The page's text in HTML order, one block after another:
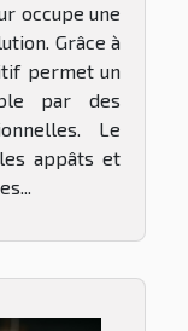
occupe une
Grâce à
permet un
par des
Le
appâts et